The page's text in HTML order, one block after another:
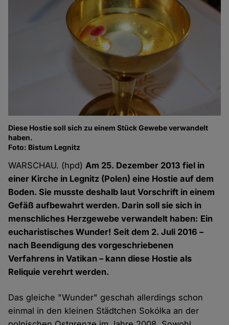
Diese Hostie soll sich zu einem Stück Gewebe verwandelt
haben.
Foto: Bistum Legnitz
WARSCHAU. (hpd)Am 25. Dezember 2013 fiel in
einer Kirche in Legnitz (Polen) eine Hostie auf dem
Boden. Sie musste deshalb laut Vorschrift in einem
Gefäß aufbewahrt werden. Darin soll sie sich in
menschliches Herzgewebe verwandelt haben: Ein
eucharistisches Wunder! Seit dem 2. Juli 2016 –
nach Beendigung des vorgeschriebenen
Verfahrens in Vatikan – kann diese Hostie als
Reliquie verehrt werden.
Das gleiche "Wunder" geschah allerdings schon
einmal in den kleinen Städtchen Sokółka an der